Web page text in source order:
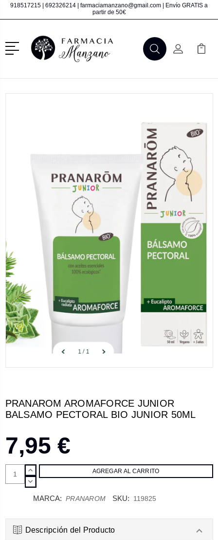
918517215 692326214 farmaciamanzano@gmail.com | Envío GRATIS a
partir de 50€
Menú
BuscarMi Cuenta
Mi
PRANAROM AROMAFORCE JUNIOR
BALSAMO PECTORAL BIO JUNIOR 50ML
7,95 €
AUMENTAR
CANTIDAD:
DISMINUIR
MARCA: PRANAROM SKU: 119825
Descripción del Producto